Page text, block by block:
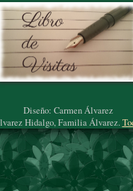
Diseño: Carmen Álvarez
Hidalgo, Familia Álvarez.